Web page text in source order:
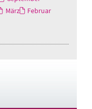
März
Februar